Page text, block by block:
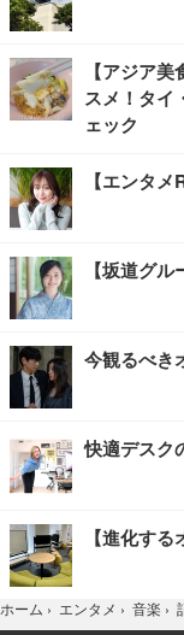
【アジア
スメ！タイ
ェック
【エンタ
【坂道グ
今観るべき
快適デスク
【進化する
ホーム › エンタメ › 音楽 ›